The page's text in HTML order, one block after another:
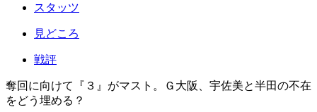
スタッツ
見どころ
戦評
奪回に向けて『３』がマスト。Ｇ大阪、宇佐美と半田の不在
をどう埋める？